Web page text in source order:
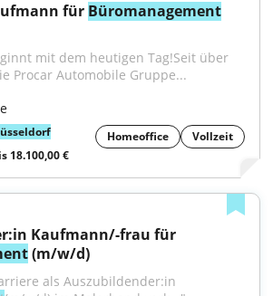
für Büromanagement
mit dem heutigen Tag!Seit über
Procar Automobile Gruppe...
Homeoffice
Vollzeit
18.100,00 €
(m/w/d)